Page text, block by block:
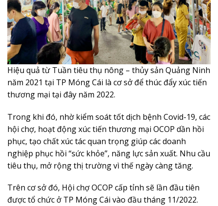
Hiệu quả từ Tuần tiêu thụ nông – thủy sản Quảng Ninh
năm 2021 tại TP Móng Cái là cơ sở để thúc đẩy xúc tiến
thương mại tại đây năm 2022.
Trong khi đó, nhờ kiểm soát tốt dịch bệnh Covid-19, các
hội chợ, hoạt động xúc tiến thương mại OCOP dần hồi
phục, tạo chất xúc tác quan trọng giúp các doanh
nghiệp phục hồi “sức khỏe”, năng lực sản xuất. Nhu cầu
tiêu thụ, mở rộng thị trường vì thế ngày càng tăng.
Trên cơ sở đó, Hội chợ OCOP cấp tỉnh sẽ lần đầu tiên
được tổ chức ở TP Móng Cái vào đầu tháng 11/2022.